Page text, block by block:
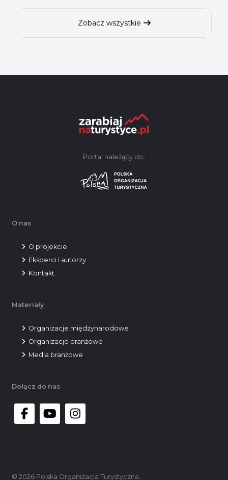
Zobacz wszystkie
Portal należący do:
O nas
O projekcie
Eksperci i autorzy
Kontakt
Materiały
Organizacje międzynarodowe
Organizacje branżowe
Media branżowe
Dołącz do nas
facebookyoutube instagram
© 2026 Polska Organizacja Turystyczna.